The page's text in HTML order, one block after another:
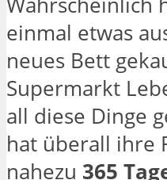
einmal etwas
neues Bett
Supermarkt
all diese Dinge
hat überall ihre
nahezu 365